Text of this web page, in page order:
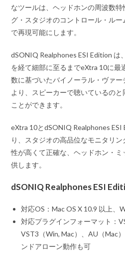
なツールは、ヘッドホンの周波数
グ・スタジオのコントロール・ル
で再現可能にします。
dSONIQ Realphones ESI Edition は
を経て細部に至るまでeXtra 10に最
数に基づいたバイノーラル・ヴァ
より、スピーカーで聴いているの
ことができます。
eXtra 10とdSONIQ Realphones ESI
り、スタジオの高品位なモニタリ
性が高くて正確な、ヘッドホン・
供します。
dSONIQ Realphones ESI
対応OS：Mac OS X 10.9 以上、
対応プラグインフォーマット：
VST3（Win, Mac）、AU（Mac
ンドアローン動作も可